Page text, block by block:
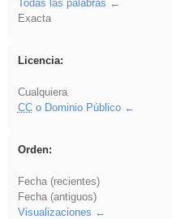
Todas las palabras
Exacta
Licencia:
Cualquiera
CCo Dominio Público
Orden:
Fecha (recientes)
Fecha (antiguos)
Visualizaciones